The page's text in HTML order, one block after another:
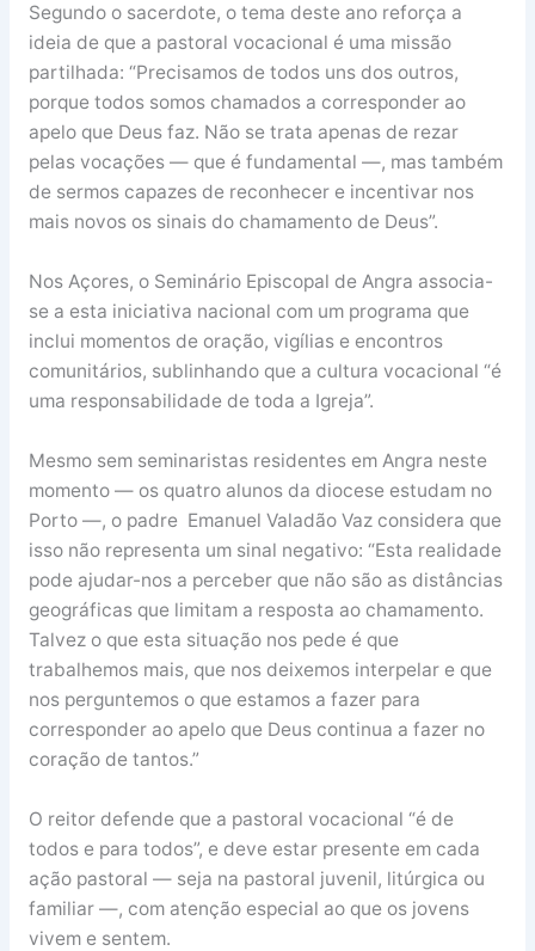
Segundo o sacerdote, o tema deste ano reforça a
ideia de que a pastoral vocacional é uma missão
partilhada: “Precisamos de todos uns dos outros,
porque todos somos chamados a corresponder ao
apelo que Deus faz. Não se trata apenas de rezar
pelas vocações — que é fundamental —, mas também
de sermos capazes de reconhecer e incentivar nos
mais novos os sinais do chamamento de Deus”.
Nos Açores, o Seminário Episcopal de Angra associa-
se a esta iniciativa nacional com um programa que
inclui momentos de oração, vigílias e encontros
comunitários, sublinhando que a cultura vocacional “é
uma responsabilidade de toda a Igreja”.
Mesmo sem seminaristas residentes em Angra neste
momento — os quatro alunos da diocese estudam no
Porto —, o padre Emanuel Valadão Vaz considera que
isso não representa um sinal negativo: “Esta realidade
pode ajudar-nos a perceber que não são as distâncias
geográficas que limitam a resposta ao chamamento.
Talvez o que esta situação nos pede é que
trabalhemos mais, que nos deixemos interpelar e que
nos perguntemos o que estamos a fazer para
corresponder ao apelo que Deus continua a fazer no
coração de tantos.”
O reitor defende que a pastoral vocacional “é de
todos e para todos”, e deve estar presente em cada
ação pastoral — seja na pastoral juvenil, litúrgica ou
familiar —, com atenção especial ao que os jovens
vivem e sentem.